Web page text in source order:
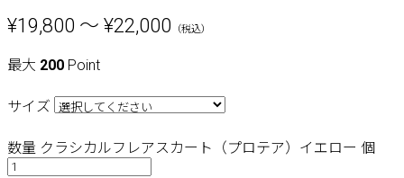
¥19,800 ～ ¥22,000 （税込）
最大 200 Point
サイズ
数量 クラシカルフレアスカート（プロテア）イエロー 個